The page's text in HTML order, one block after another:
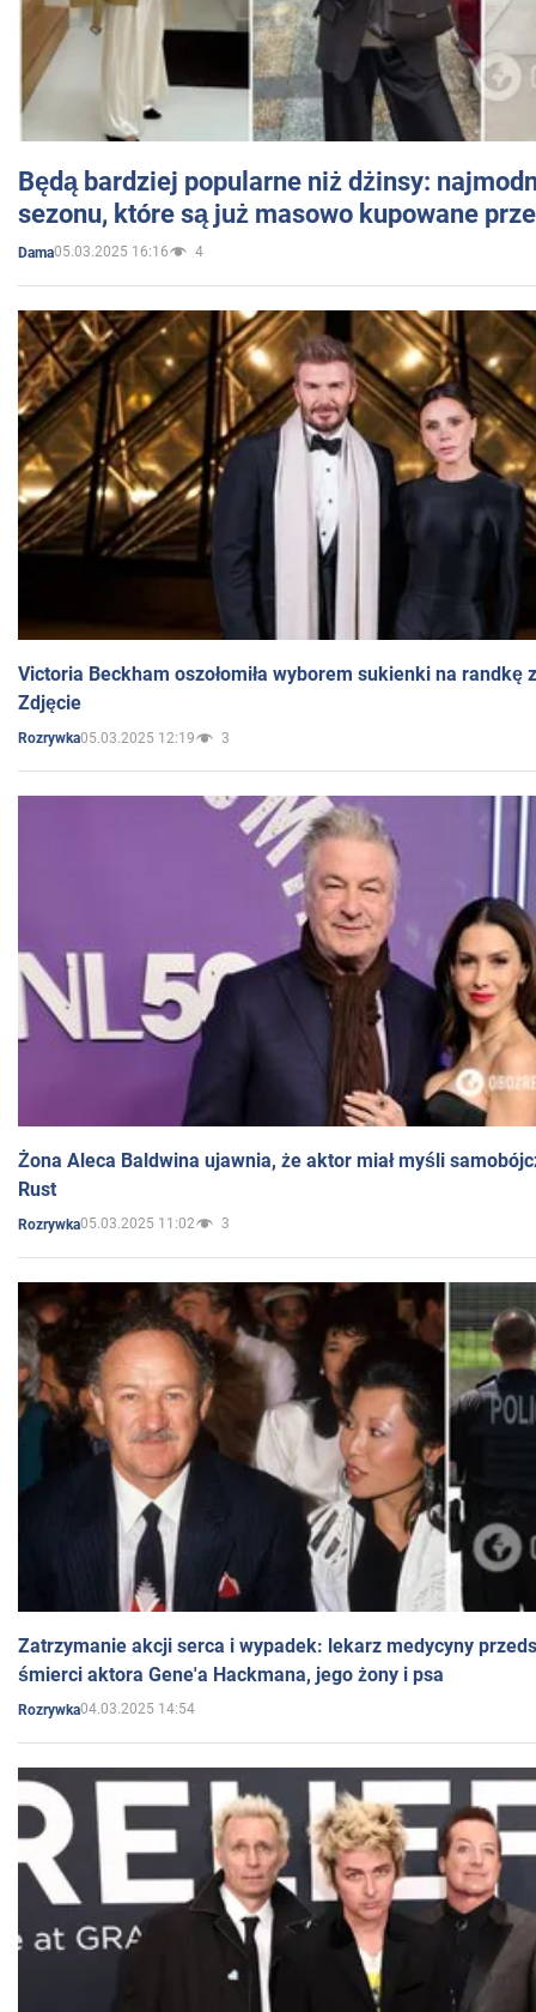
Będą bardziej popularne niż dżinsy:
sezonu, które są już masowo kupowane
Dama05.03.2025 16:16 4
Victoria Beckham oszołomiła wyborem sukienki na randkę
Zdjęcie
Rozrywka05.03.2025 12:19 3
Żona Aleca Baldwina ujawnia, że aktor miał myśli
Rust
Rozrywka05.03.2025 11:02 3
Zatrzymanie akcji serca i wypadek: lekarz medycyny
śmierci aktora Gene'a Hackmana, jego żony i psa
Rozrywka04.03.2025 14:54